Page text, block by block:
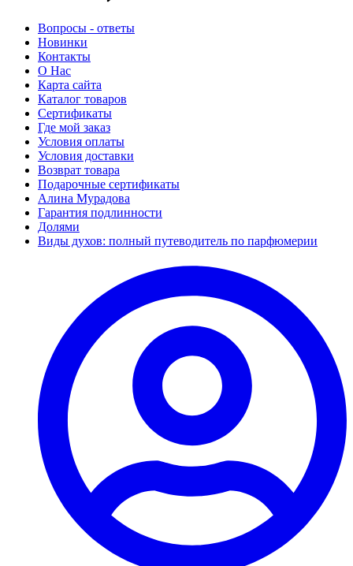
Вопросы - ответы
Новинки
Контакты
О Нас
Карта сайта
Каталог товаров
Сертификаты
Где мой заказ
Условия оплаты
Условия доставки
Возврат товара
Подарочные сертификаты
Алина Мурадова
Гарантия подлинности
Долями
Виды духов: полный путеводитель по парфюмерии